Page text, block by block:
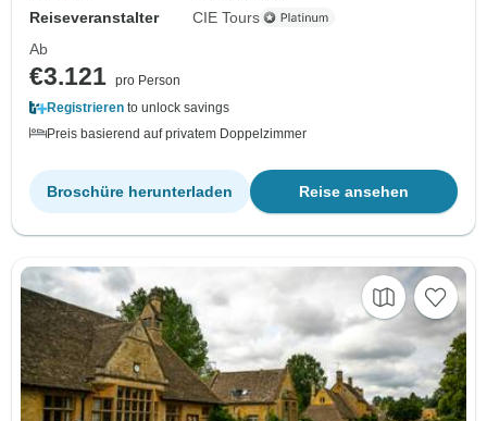
Reiseveranstalter
CIE Tours
Ab
€3.121 pro Person
Registrieren to unlock savings
Preis basierend auf privatem Doppelzimmer
Reise ansehen
Broschüre herunterladen